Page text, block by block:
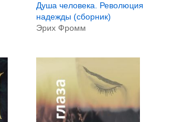
Душа человека. Революция
надежды (сборник)
Эрих Фромм